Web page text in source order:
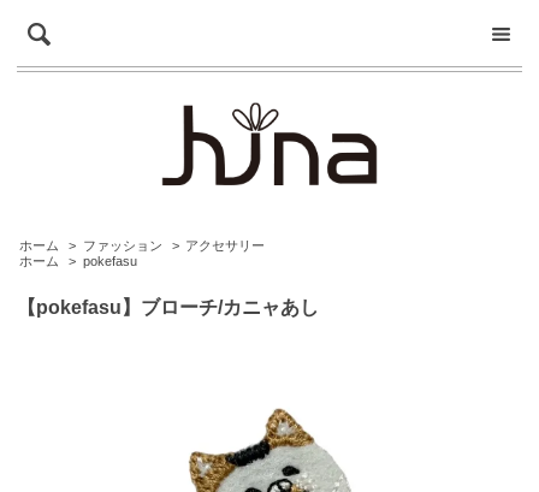
ホーム > ファッション > アクセサリー
ホーム
> pokefasu
【pokefasu】ブローチ/カニャあし